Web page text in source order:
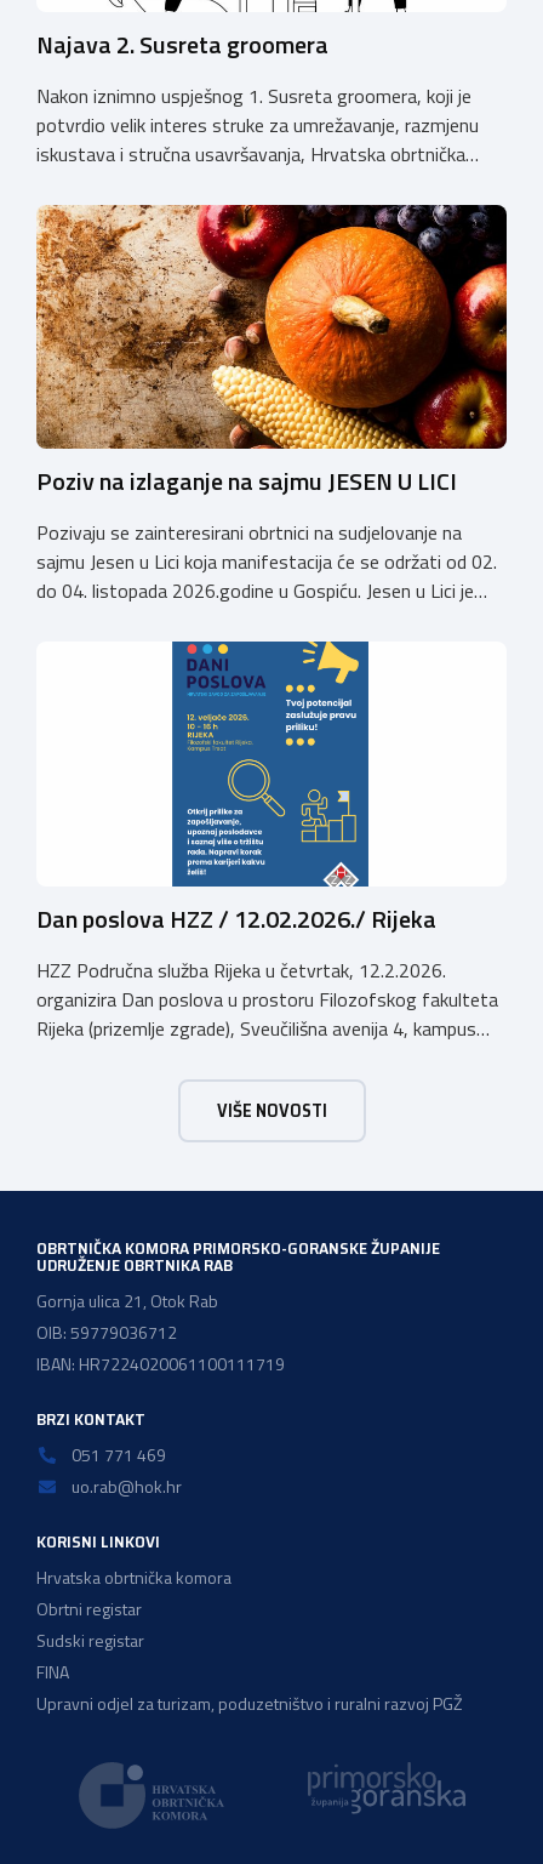
Najava 2. Susreta groomera
Nakon iznimno uspješnog 1. Susreta groomera, koji je
potvrdio velik interes struke za umrežavanje, razmjenu
iskustava i stručna usavršavanja, Hrvatska obrtnička
održati 12. rujna u Kongresnom centru na Zagrebačkom
velesajmu. Susret će i ove godine okupiti groomere,
stručnjake i zaljubljenike u njegu pasa iz cijele Hrvatske,
[…]
Poziv na izlaganje na sajmu JESEN U LICI
Pozivaju se zainteresirani obrtnici na sudjelovanje na
sajmu Jesen u Lici koja manifestacija će se održati od 02.
do 04. listopada 2026.godine u Gospiću. Jesen u Lici je
u Gospiću i prerasla je u najznačajnjiju gospodarsku,
kulturnu i etno manifestaciju na području Ličko-senjske
županije. Organizator izložbe […]
Dan poslova HZZ / 12.02.2026./ Rijeka
HZZ Područna služba Rijeka u četvrtak, 12.2.2026.
organizira Dan poslova u prostoru Filozofskog fakulteta
Rijeka (prizemlje zgrade), Sveučilišna avenija 4, kampus
sajamsko-edukativno događanje koje za cilj ima: Što Dan
poslova nudi: U okviru Dana poslova, HZZ, Područna
služba Rijeka održati će prezentaciju o mjerama […]
VIŠE NOVOSTI
OBRTNIČKA KOMORA PRIMORSKO-GORANSKE ŽUPANIJE
UDRUŽENJE OBRTNIKA RAB
Gornja ulica 21, Otok Rab
OIB: 59779036712
IBAN: HR7224020061100111719
BRZI KONTAKT
051 771 469
uo.rab@hok.hr
KORISNI LINKOVI
Hrvatska obrtnička komora
Obrtni registar
Sudski registar
FINA
Upravni odjel za turizam, poduzetništvo i ruralni razvoj PGŽ